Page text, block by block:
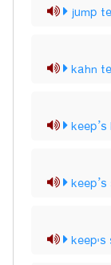
jump
kahn
keep's